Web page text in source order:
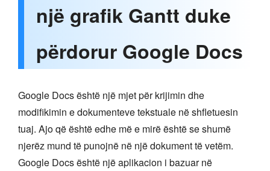
një grafik Gantt duke
përdorur Google Docs
Google Docs është një mjet për krijimin dhe
modifikimin e dokumenteve tekstuale në shfletuesin
tuaj. Ajo që është edhe më e mirë është se shumë
njerëz mund të punojnë në një dokument të vetëm.
Google Docs është një aplikacion i bazuar në